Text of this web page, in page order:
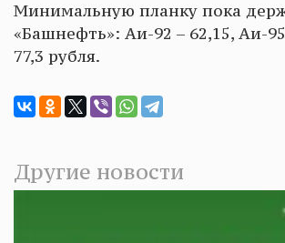
Минимальную планку пока
«Башнефть»: Аи-92 – 62,15, Аи-
77,3 рубля.
Другие новости